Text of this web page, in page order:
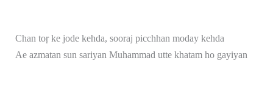
Chan toṛ ke jode kehda, sooraj picchhan moday kehda
Ae azmatan sun sariyan Muhammad utte khatam ho gayiyan